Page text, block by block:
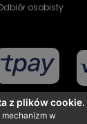
osobisty
z plików cookie.
w